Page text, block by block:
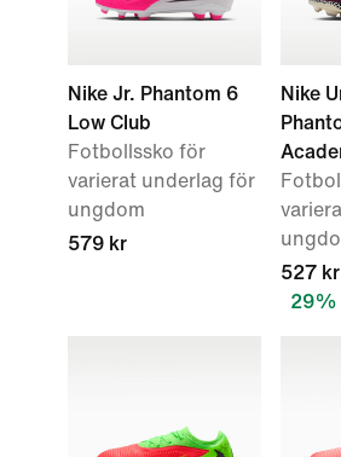
Nike Jr. Phantom 6
Low Club
Fotbollssko för
varierat underlag för
ungdom
579 kr
Nike
527 kr
29%